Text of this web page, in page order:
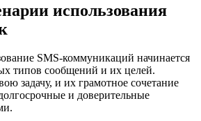
использования
SMS-коммуникаций начинается
типов сообщений и их целей.
задачу, и их грамотное сочетание
и доверительные